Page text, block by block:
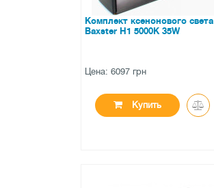
Комплект ксенонового света
Baxster H1 5000K 35W
Цена: 6097 грн
Купить